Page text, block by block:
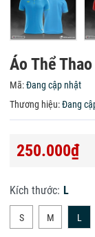
Áo Thể
Mã:Đang cập nhật
Thương hiệu:Đang
250.000₫
Kích thước: L
S M L